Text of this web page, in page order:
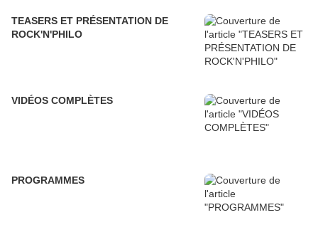
TEASERS ET PRÉSENTATION DE
ROCK'N'PHILO
VIDÉOS COMPLÈTES
PROGRAMMES